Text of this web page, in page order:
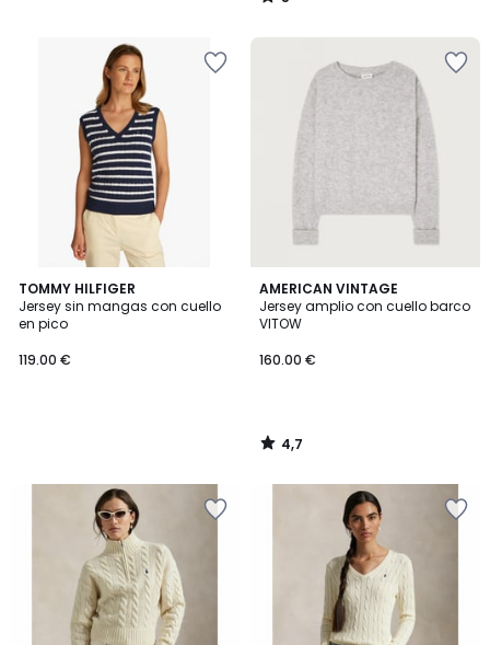
/
TOMMY HILFIGER
Jersey sin mangas con cuello
en pico
119.00 €
AMERICAN VINTAGE
Jersey amplio con cuello barco
VITOW
160.00 €
4,7
/ 5
4,7
/